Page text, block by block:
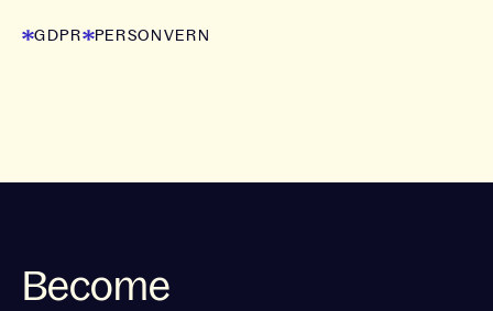
GDPR PERSONVERN
Become